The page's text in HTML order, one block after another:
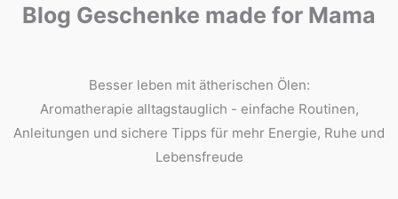
Blog Geschenke made for Mama
Besser leben mit ätherischen Ölen:
Aromatherapie alltagstauglich - einfache Routinen,
Anleitungen und sichere Tipps für mehr Energie, Ruhe und
Lebensfreude